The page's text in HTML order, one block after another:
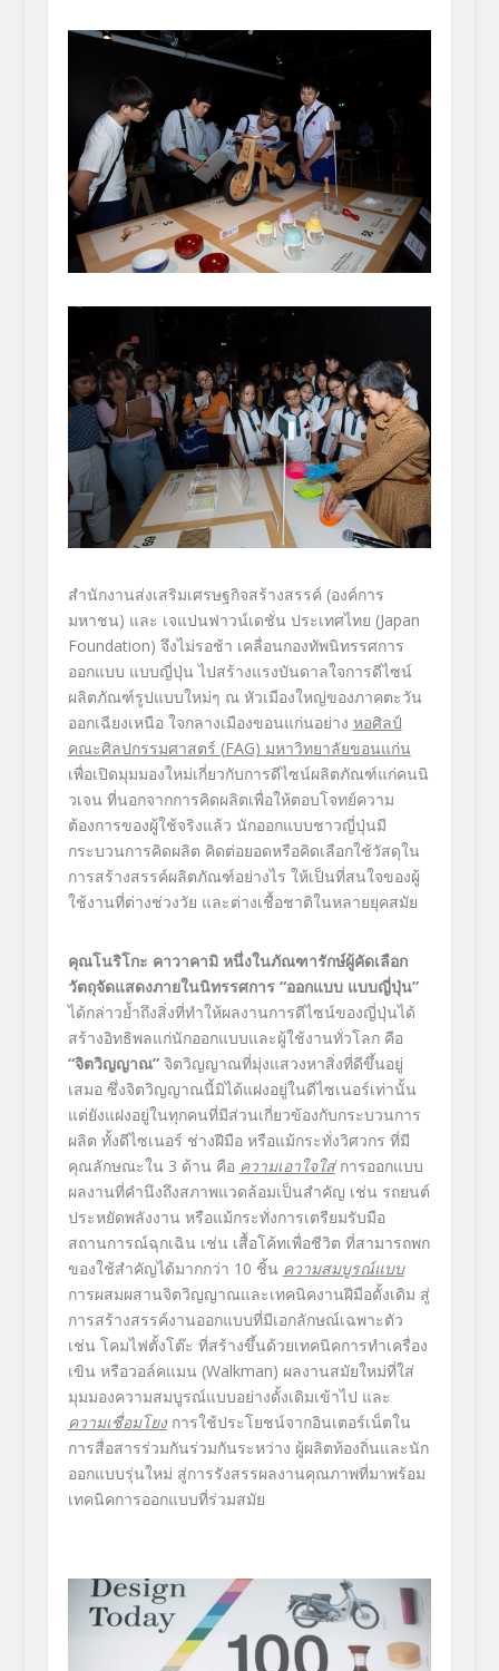
สำนักงานส่งเสริมเศรษฐกิจสร้างสรรค์ (องค์การ
มหาชน) และ เจแปนฟาวน์เดชั่น ประเทศไทย (Japan
Foundation) จึงไม่รอช้า เคลื่อนกองทัพนิทรรศการ
ออกแบบ แบบญี่ปุ่น ไปสร้างแรงบันดาลใจการดีไซน์
ผลิตภัณฑ์รูปแบบใหม่ๆ ณ หัวเมืองใหญ่ของภาคตะวัน
ออกเฉียงเหนือ ใจกลางเมืองขอนแก่นอย่าง หอศิลป์
คณะศิลปกรรมศาสตร์ (FAG) มหาวิทยาลัยขอนแก่น
เพื่อเปิดมุมมองใหม่เกี่ยวกับการดีไซน์ผลิตภัณฑ์แก่คนนิ
วเจน ที่นอกจากการคิดผลิตเพื่อให้ตอบโจทย์ความ
ต้องการของผู้ใช้จริงแล้ว นักออกแบบชาวญี่ปุ่นมี
กระบวนการคิดผลิต คิดต่อยอดหรือคิดเลือกใช้วัสดุใน
การสร้างสรรค์ผลิตภัณฑ์อย่างไร ให้เป็นที่สนใจของผู้
ใช้งานที่ต่างช่วงวัย และต่างเชื้อชาติในหลายยุคสมัย
คุณโนริโกะ คาวาคามิ หนึ่งในภัณฑารักษ์ผู้คัดเลือก
วัตถุจัดแสดงภายในนิทรรศการ “ออกแบบ แบบญี่ปุ่น”
ได้กล่าวย้ำถึงสิ่งที่ทำให้ผลงานการดีไซน์ของญี่ปุ่นได้
สร้างอิทธิพลแก่นักออกแบบและผู้ใช้งานทั่วโลก คือ
“จิตวิญญาณ”จิตวิญญาณที่มุ่งแสวงหาสิ่งที่ดีขึ้นอยู่
เสมอ ซึ่งจิตวิญญาณนี้มิได้แฝงอยู่ในดีไซเนอร์เท่านั้น
แต่ยังแฝงอยู่ในทุกคนที่มีส่วนเกี่ยวข้องกับกระบวนการ
ผลิต ทั้งดีไซเนอร์ ช่างฝีมือ หรือแม้กระทั่งวิศวกร ที่มี
คุณลักษณะใน 3 ด้าน คือ ความเอาใจใส่การออกแบบ
ผลงานที่คำนึงถึงสภาพแวดล้อมเป็นสำคัญ เช่น รถยนต์
ประหยัดพลังงาน หรือแม้กระทั่งการเตรียมรับมือ
สถานการณ์ฉุกเฉิน เช่น เสื้อโค้ทเพื่อชีวิต ที่สามารถพก
ของใช้สำคัญได้มากกว่า 10 ชิ้น ความสมบูรณ์แบบ
การผสมผสานจิตวิญญาณและเทคนิคงานฝีมือดั้งเดิม สู่
การสร้างสรรค์งานออกแบบที่มีเอกลักษณ์เฉพาะตัว
เช่น โคมไฟตั้งโต๊ะ ที่สร้างขึ้นด้วยเทคนิคการทำเครื่อง
เขิน หรือวอล์คแมน (Walkman) ผลงานสมัยใหม่ที่ใส่
มุมมองความสมบูรณ์แบบอย่างดั้งเดิมเข้าไป และ
ความเชื่อมโยงการใช้ประโยชน์จากอินเตอร์เน็ตใน
การสื่อสารร่วมกันร่วมกันระหว่าง ผู้ผลิตท้องถิ่นและนัก
ออกแบบรุ่นใหม่ สู่การรังสรรผลงานคุณภาพที่มาพร้อม
เทคนิคการออกแบบที่ร่วมสมัย